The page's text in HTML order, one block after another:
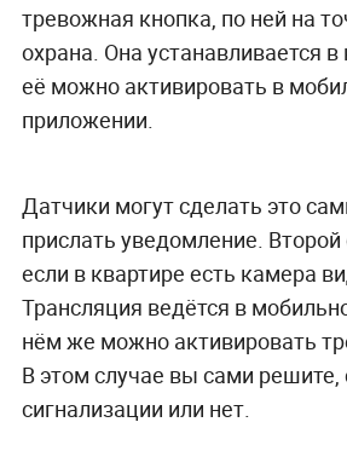
тревожная кнопка, по ней на
охрана. Она устанавливается
её можно активировать в
приложении.
Датчики могут сделать это
прислать уведомление. Второй
если в квартире есть камера
Трансляция ведётся в
нём же можно активировать
В этом случае вы сами решите,
сигнализации или нет.